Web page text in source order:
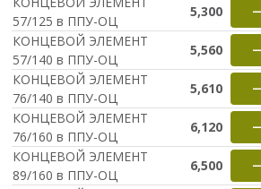
57/125 в ППУ-ОЦ
5,300
КОНЦЕВОЙ ЭЛЕМЕНТ
57/140 в ППУ-ОЦ
5,560
КОНЦЕВОЙ ЭЛЕМЕНТ
76/140 в ППУ-ОЦ
5,610
КОНЦЕВОЙ ЭЛЕМЕНТ
76/160 в ППУ-ОЦ
6,120
КОНЦЕВОЙ ЭЛЕМЕНТ
89/160 в ППУ-ОЦ
6,500